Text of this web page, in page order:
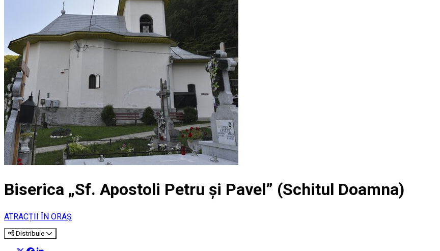
Biserica „Sf. Apostoli Petru și Pavel” (Schitul Doamna)
ATRACȚII ÎN ORAȘ
Distribuie